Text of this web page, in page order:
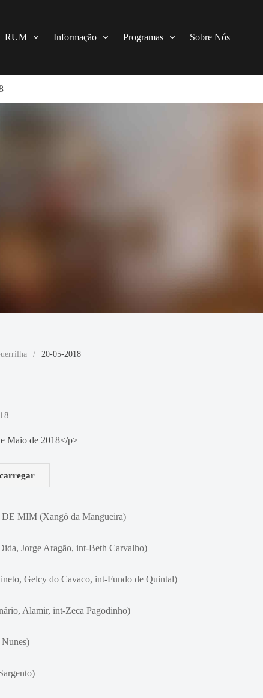
RUM Informação Programas Sobre Nós
/ 20-05-2018
Maio de 2018</p>
MIM (Xangô da Mangueira)
Jorge Aragão, int-Beth Carvalho)
Gelcy do Cavaco, int-Fundo de Quintal)
Alamir, int-Zeca Pagodinho)